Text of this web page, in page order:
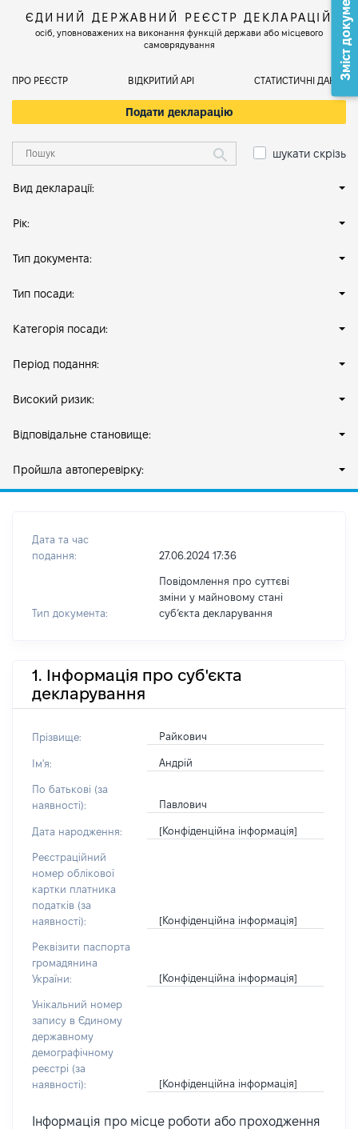
ЄДИНИЙ ДЕРЖАВНИЙ РЕЄСТР ДЕКЛАРАЦІЙ
осіб, уповноважених на виконання функцій держави або місцевого
самоврядування
ПРО РЕЄСТР ВІДКРИТИЙ АРІ СТАТИСТИЧНІ ДАНІ
Подати декларацію
шукати скрізь
Вид декларації:
Рік:
Тип документа:
Тип посади:
Категорія посади:
Період подання:
Високий ризик:
Відповідальне становище:
Пройшла автоперевірку:
Дата та час
подання:
27.06.2024 17:36
Тип документа:
Повідомлення про суттєві
зміни у майновому стані
субʼєкта декларування
1. Інформація про суб'єкта
декларування
Прізвище: Райкович
Ім'я: Андрій
По батькові (за
наявності):
Павлович
Дата народження: [Конфіденційна інформація]
Реєстраційний
номер облікової
картки платника
податків (за
наявності):
[Конфіденційна інформація]
Реквізити паспорта
громадянина
України:
[Конфіденційна інформація]
Унікальний номер
запису в Єдиному
державному
демографічному
реєстрі (за
наявності):
[Конфіденційна інформація]
Інформація про місце роботи або проходження
Зміст документа